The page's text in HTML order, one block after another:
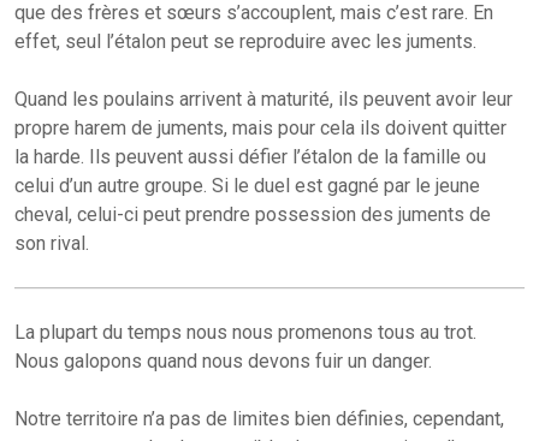
que des frères et sœurs s’accouplent, mais c’est rare. En
effet, seul l’étalon peut se reproduire avec les juments.
Quand les poulains arrivent à maturité, ils peuvent avoir leur
propre harem de juments, mais pour cela ils doivent quitter
la harde. Ils peuvent aussi défier l’étalon de la famille ou
celui d’un autre groupe. Si le duel est gagné par le jeune
cheval, celui-ci peut prendre possession des juments de
son rival.
La plupart du temps nous nous promenons tous au trot.
Nous galopons quand nous devons fuir un danger.
Notre territoire n’a pas de limites bien définies, cependant,